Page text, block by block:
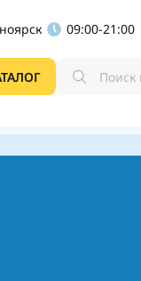
09:00-21:00